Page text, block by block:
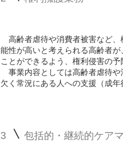
高齢者虐待や消費者被害など、
能性が高いと考えられる高齢者
ことができるよう、権利侵害の
事業内容としては高齢者虐待や
欠く常況にある人への支援（成年
3 包括的・継続的ケア